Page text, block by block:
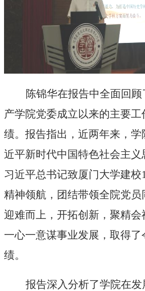
陈锦华在报告中全面回
产学院党委成立以来的主要工
绩。报告指出，近两年来，学
近平新时代中国特色社会主义
习近平总书记致厦门大学建校
精神领航， 团结带领全院党
迎难而上，开拓创新，聚精会
一心一意谋事业发展，取得了
绩。
报告深入分析了学院在